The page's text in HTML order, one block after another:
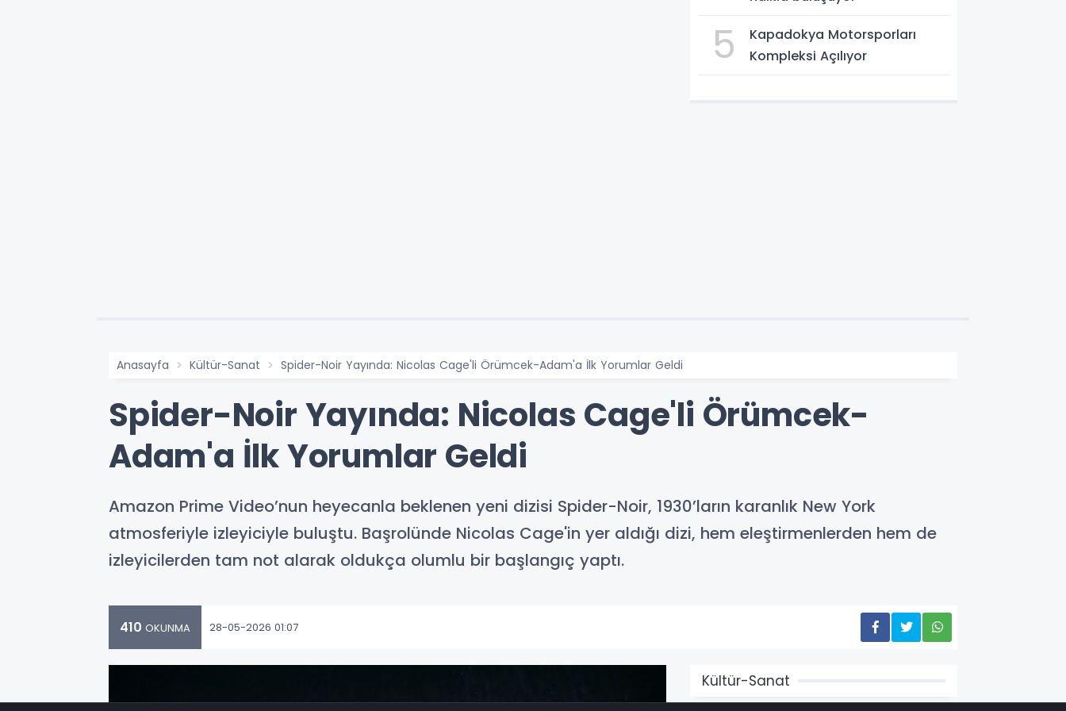
5
Kapadokya Motorsporları
Kompleksi Açılıyor
Anasayfa Kültür-Sanat Spider-Noir Yayında: Nicolas Cage'li Örümcek-Adam'a İlk Yorumlar Geldi
Spider-Noir Yayında: Nicolas Cage'li Örümcek-
Adam'a İlk Yorumlar Geldi
Amazon Prime Video’nun heyecanla beklenen yeni dizisi Spider-Noir, 1930’ların karanlık New York
atmosferiyle izleyiciyle buluştu. Başrolünde Nicolas Cage'in yer aldığı dizi, hem eleştirmenlerden hem de
izleyicilerden tam not alarak oldukça olumlu bir başlangıç yaptı.
410 OKUNMA 28-05-2026 01:07
Kültür-Sanat